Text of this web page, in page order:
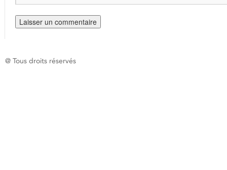
@ Tous droits réservés